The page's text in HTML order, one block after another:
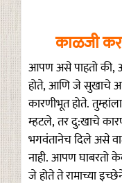
काळजी
आपण असे पाहतो
होते, आणि जे सुखाचे
कारणीभूत होते.
म्हटले, तर दु:खाचे
भगवंतानेच दिले असे
नाही. आपण घाबरतो
जे होते ते रामाच्या